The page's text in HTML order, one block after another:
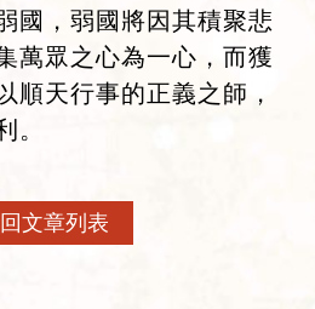
國，弱國將因其積聚悲
萬眾之心為一心，而獲
順天行事的正義之師，
。
文章列表